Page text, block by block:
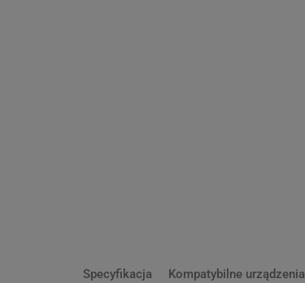
Specyfikacja Kompatybilne urządzenia